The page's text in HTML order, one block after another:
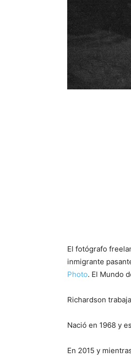
El fotógrafo
inmigrante
Photo. El Mundo
Richardson
Nació en 1968 y
En 2015 y